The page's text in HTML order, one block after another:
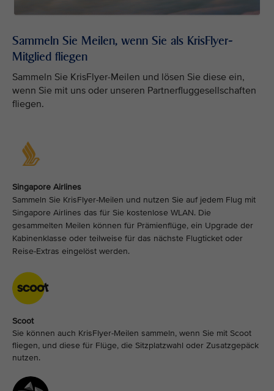
Sammeln Sie Meilen, wenn Sie als KrisFlyer-
Mitglied fliegen
Sammeln Sie KrisFlyer-Meilen und lösen Sie diese ein,
wenn Sie mit uns oder unseren Partnerfluggesellschaften
fliegen.
Singapore Airlines
Sammeln Sie KrisFlyer-Meilen und nutzen Sie auf jedem Flug mit
Singapore Airlines das für Sie kostenlose WLAN. Die
gesammelten Meilen können für Prämienflüge, ein Upgrade der
Kabinenklasse oder teilweise für das nächste Flugticket oder
Reise-Extras eingelöst werden.
Scoot
Sie können auch KrisFlyer-Meilen sammeln, wenn Sie mit Scoot
fliegen, und diese für Flüge, die Sitzplatzwahl oder Zusatzgepäck
nutzen.